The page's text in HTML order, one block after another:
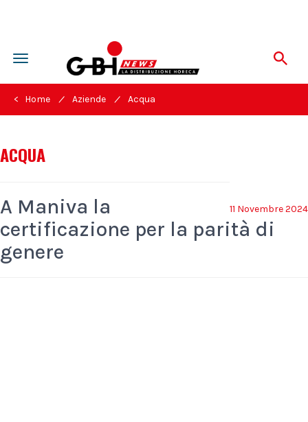
Toggle
navigation
< Home / Aziende / Acqua
ACQUA
11 Novembre 2024
A Maniva la
certificazione per la parità di
genere